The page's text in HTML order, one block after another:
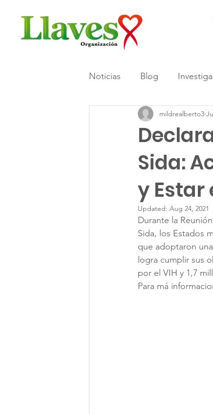
Noticias Blog
Sida:
y Estar
mildrealberto3
Updated: Aug 24, 2021
Durante la
Sida, los Estados
que adoptaron
logra cumplir sus
por el VIH y 1,7
Para má